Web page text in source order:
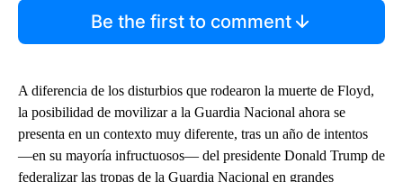
Be the first to comment
A diferencia de los disturbios que rodearon la muerte de Floyd,
la posibilidad de movilizar a la Guardia Nacional ahora se
presenta en un contexto muy diferente, tras un año de intentos
—en su mayoría infructuosos— del presidente Donald Trump de
federalizar las tropas de la Guardia Nacional en grandes